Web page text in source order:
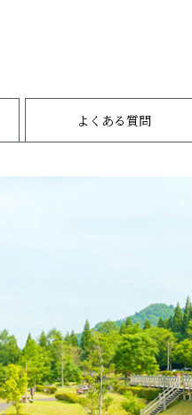
よくある質問